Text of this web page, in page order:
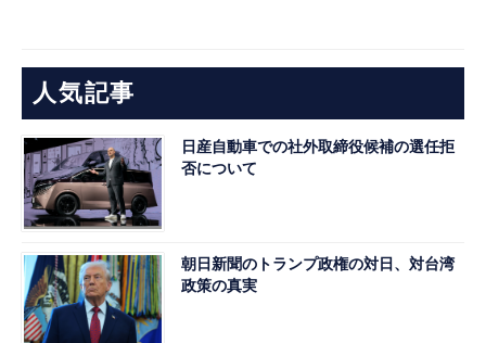
人気記事
日産自動車での社外取締役候補の選任拒
否について
朝日新聞のトランプ政権の対日、対台湾
政策の真実